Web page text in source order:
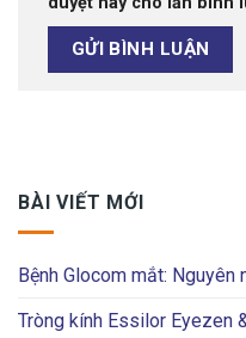
BÀI VIẾT MỚI
Bệnh Glocom mắt: Nguyên
Tròng kính Essilor Eyezen